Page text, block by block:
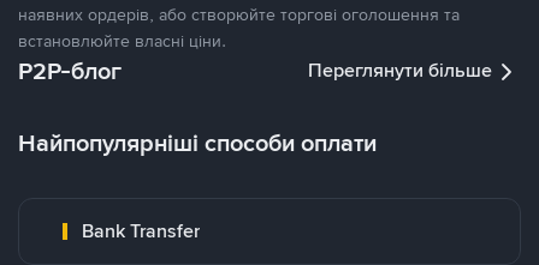
наявних ордерів, або створюйте торгові оголошення та
встановлюйте власні ціни.
P2P-блог Переглянути більше
Найпопулярніші способи оплати
Bank Transfer